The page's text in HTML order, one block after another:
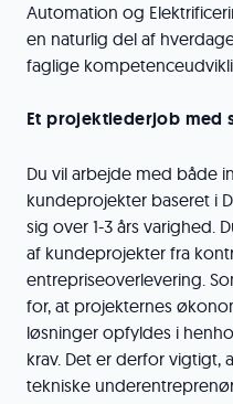
Automation og
en naturlig del af
faglige
Et projektlederjob
Du vil arbejde med både
kundeprojekter baseret i
sig over 1-3 års varighed.
af kundeprojekter fra
entrepriseoverlevering.
for, at projekternes
løsninger opfyldes i
krav. Det er derfor vigtigt,
tekniske